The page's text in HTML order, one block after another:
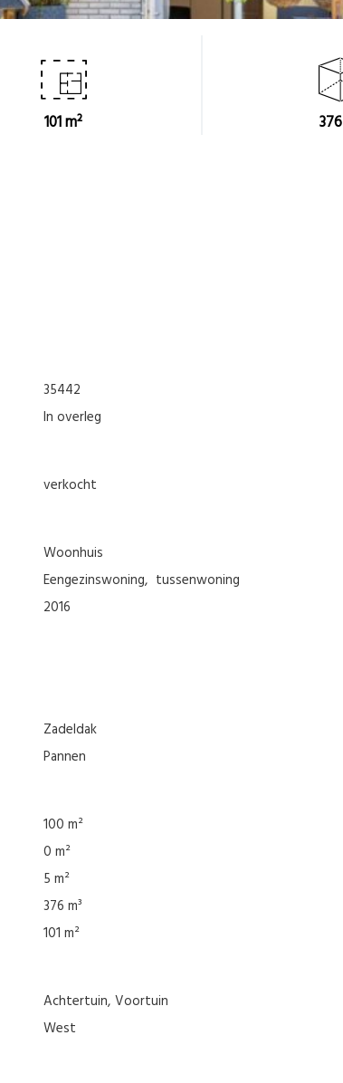
101 m²
35442
In overleg
verkocht
woonhuis
eengezinswoning tussenwoning
2016
Zadeldak
Pannen
100 m²
0 m²
5 m²
376 m³
101 m²
Achtertuin Voortuin
West